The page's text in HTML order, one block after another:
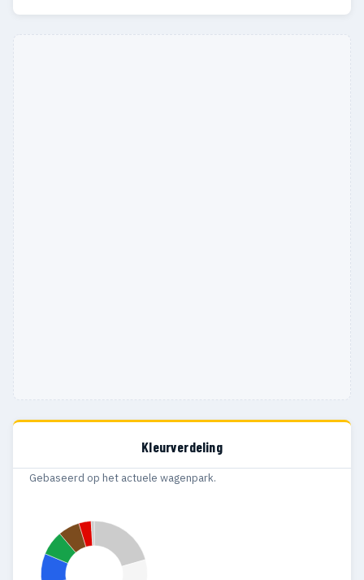
2000 12 12
Kleurverdeling
Gebaseerd op het actuele wagenpark.